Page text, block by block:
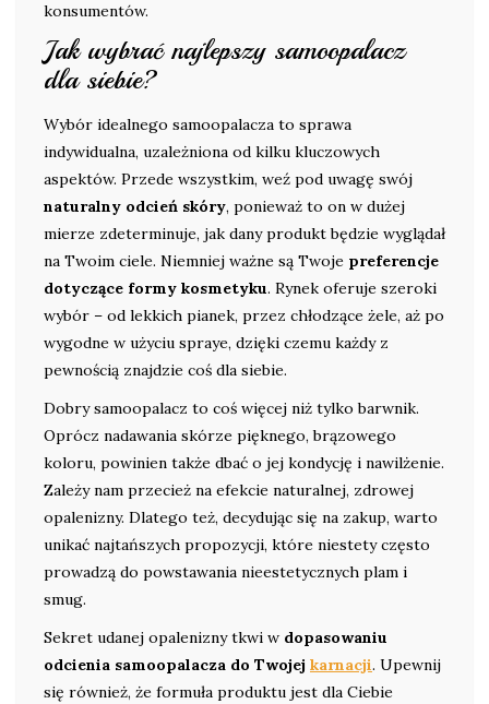
konsumentów.
Jak wybrać najlepszy samoopalacz
dla siebie?
Wybór idealnego samoopalacza to sprawa
indywidualna, uzależniona od kilku kluczowych
aspektów. Przede wszystkim, weź pod uwagę swój
naturalny odcień skóry, ponieważ to on w dużej
mierze zdeterminuje, jak dany produkt będzie wyglądał
na Twoim ciele. Niemniej ważne są Twoje preferencje
dotyczące formy kosmetyku. Rynek oferuje szeroki
wybór – od lekkich pianek, przez chłodzące żele, aż po
wygodne w użyciu spraye, dzięki czemu każdy z
pewnością znajdzie coś dla siebie.
Dobry samoopalacz to coś więcej niż tylko barwnik.
Oprócz nadawania skórze pięknego, brązowego
koloru, powinien także dbać o jej kondycję i nawilżenie.
Zależy nam przecież na efekcie naturalnej, zdrowej
opalenizny. Dlatego też, decydując się na zakup, warto
unikać najtańszych propozycji, które niestety często
prowadzą do powstawania nieestetycznych plam i
smug.
Sekret udanej opalenizny tkwi w dopasowaniu
odcienia samoopalacza do Twojej karnacji. Upewnij
się również, że formuła produktu jest dla Ciebie